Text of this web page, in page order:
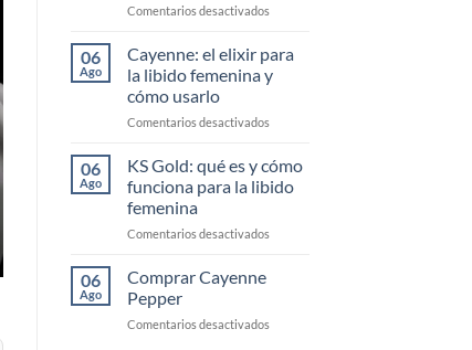
Comentarios desactivadosen
Diesel
Barato
06
Ago
Cayenne: el elixir para
la libido femenina y
cómo usarlo
Comentarios desactivadosen
el
elixir
para
libido
06
Ago
KS Gold: qué es y cómo
funciona para la libido
femenina
Comentarios desactivadosen
y
06
Ago
Comprar Cayenne
Pepper
Comentarios desactivadosen